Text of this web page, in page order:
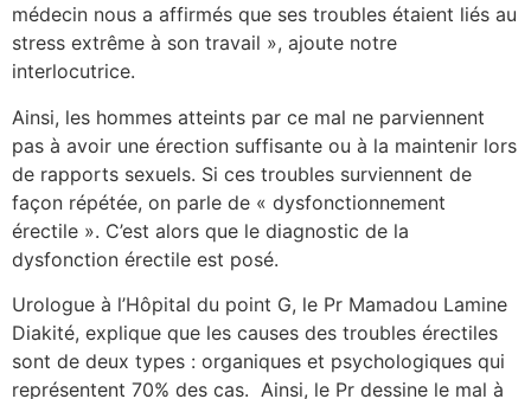
médecin nous a affirmés que ses troubles étaient liés au
stress extrême à son travail », ajoute notre
interlocutrice.
Ainsi, les hommes atteints par ce mal ne parviennent
pas à avoir une érection suffisante ou à la maintenir lors
de rapports sexuels. Si ces troubles surviennent de
façon répétée, on parle de « dysfonctionnement
érectile ». C’est alors que le diagnostic de la
dysfonction érectile est posé.
Urologue à l’Hôpital du point G, le Pr Mamadou Lamine
Diakité, explique que les causes des troubles érectiles
sont de deux types : organiques et psychologiques qui
représentent 70% des cas. Ainsi, le Pr dessine le mal à